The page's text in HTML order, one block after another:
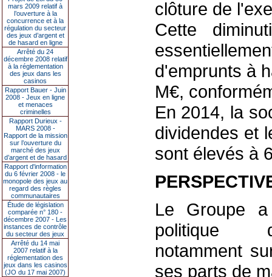
mars 2009 relatif à
l’ouverture à la
concurrence et à la
régulation du secteur
des jeux d’argent et
de hasard en ligne
Arrêté du 24
décembre 2008 relatif
à la réglementation
des jeux dans les
casinos
Rapport Bauer - Juin
2008 - Jeux en ligne
et menaces
criminelles
Rapport Durieux -
MARS 2008 -
Rapport de la mission
sur l’ouverture du
marché des jeux
d’argent et de hasard
Rapport d'information
du 6 février 2008 - le
monopole des jeux au
regard des règles
communautaires
Étude de législation
comparée n° 180 -
décembre 2007 - Les
instances de contrôle
du secteur des jeux
Arrêté du 14 mai
2007 relatif à la
réglementation des
jeux dans les casinos
(JO du 17 mai 2007)
clôture de
Cette
d'emprunts à
M€,
En 2014, la
dividendes et
sont élevés à
Le Groupe
politique
notamment
ses parts de